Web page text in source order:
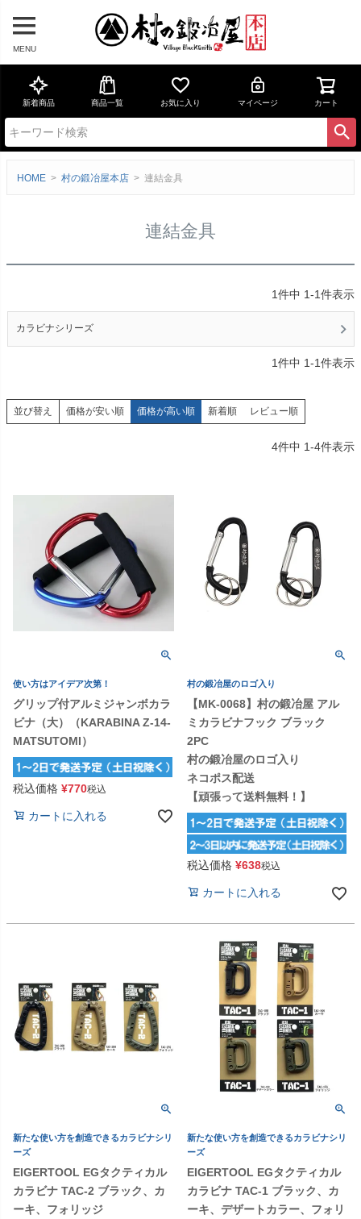
MENU
新着商品 商品一覧 お気に入り マイページ カート
HOME 村の鍛冶屋本店 連結金具
連結金具
1件中 1-1件表示
カラビナシリーズ
1件中 1-1件表示
並び替え 価格が安い順 価格が高い順 新着順 レビュー順
4件中 1-4件表示
使い方はアイデア次第！
グリップ付アルミジャンボカラ
ビナ（大）（KARABINA Z-14-
MATSUTOMI）
税込価格 ¥770税込
カートに入れる
村の鍛冶屋のロゴ入り
【MK-0068】村の鍛冶屋 アル
ミカラビナフック ブラック
2PC
村の鍛冶屋のロゴ入り
ネコポス配送
【頑張って送料無料！】
税込価格 ¥638税込
カートに入れる
新たな使い方を創造できるカラビナシリ
ーズ
EIGERTOOL EGタクティカル
カラビナ TAC-2 ブラック、カ
ーキ、フォリッジ
新たな使い方を創造できるカラビナシリ
ーズ
EIGERTOOL EGタクティカル
カラビナ TAC-1 ブラック、カ
ーキ、デザートカラー、フォリ